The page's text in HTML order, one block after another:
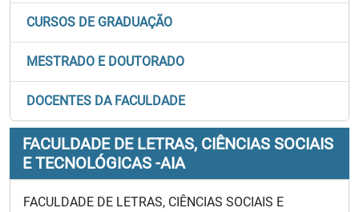
CURSOS DE GRADUAÇÃO
MESTRADO E DOUTORADO
DOCENTES DA FACULDADE
FACULDADE DE LETRAS, CIÊNCIAS SOCIAIS
E TECNOLÓGICAS -AIA
FACULDADE DE LETRAS, CIÊNCIAS SOCIAIS E